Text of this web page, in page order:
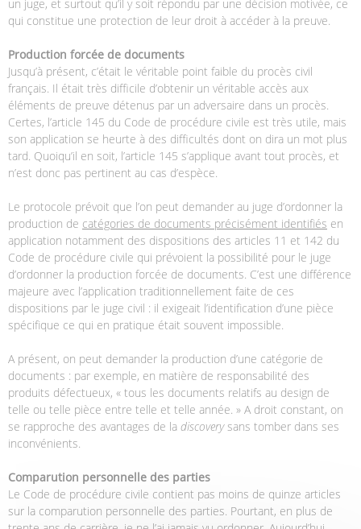
un juge, et surtout qu’il y soit répondu par une décision motivée, ce
qui constitue une protection de leur droit à accéder à la preuve.
Production forcée de documents
Jusqu’à présent, c’était le véritable point faible du procès civil
français. Il était très difficile d’obtenir un véritable accès aux
éléments de preuve détenus par un adversaire dans un procès.
Certes, l’article 145 du Code de procédure civile est très utile, mais
son application se heurte à des difficultés dont on dira un mot plus
tard. Quoiqu’il en soit, l’article 145 s’applique avant tout procès, et
n’est donc pas pertinent au cas d’espèce.
Le protocole prévoit que l’on peut demander au juge d’ordonner la
production de catégories de documents précisément identifiés en
application notamment des dispositions des articles 11 et 142 du
Code de procédure civile qui prévoient la possibilité pour le juge
d’ordonner la production forcée de documents. C’est une différence
majeure avec l’application traditionnellement faite de ces
dispositions par le juge civil : il exigeait l’identification d’une pièce
spécifique ce qui en pratique était souvent impossible.
A présent, on peut demander la production d’une catégorie de
documents : par exemple, en matière de responsabilité des
produits défectueux, « tous les documents relatifs au design de
telle ou telle pièce entre telle et telle année. » A droit constant, on
se rapproche des avantages de la discoverysans tomber dans ses
inconvénients.
Comparution personnelle des parties
Le Code de procédure civile contient pas moins de quinze articles
sur la comparution personnelle des parties. Pourtant, en plus de